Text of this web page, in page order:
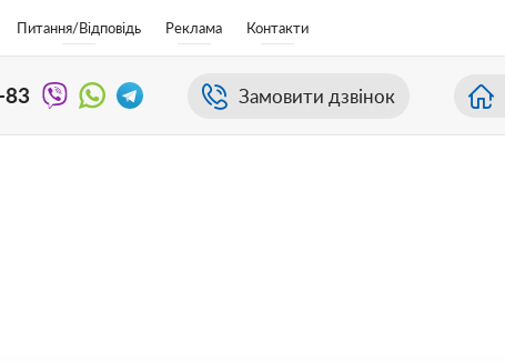
Питання/Відповідь Реклама Контакти
Замовити дзвінок